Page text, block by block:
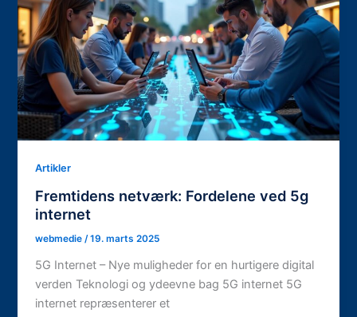
Artikler
Fremtidens netværk: Fordelene ved 5g
internet
webmedie/19. marts 2025
5G Internet – Nye muligheder for en hurtigere digital
verden Teknologi og ydeevne bag 5G internet 5G
internet repræsenterer et